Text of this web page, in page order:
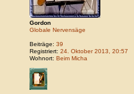
Gordon
Globale Nervensäge
Beiträge: 39
Registriert: 24. Oktober 2013, 20:57
Wohnort: Beim Micha